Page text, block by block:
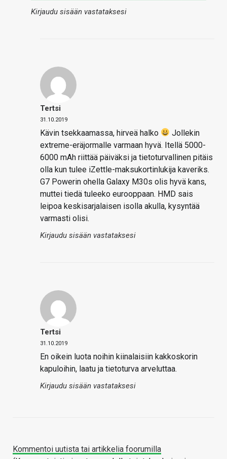
Kirjaudu sisään vastataksesi
Tertsi
31.10.2019
Kävin tsekkaamassa, hirveä halko
Jollekin
extreme-eräjormalle varmaan hyvä. Itellä 5000-
6000 mAh riittää päiväksi ja tietoturvallinen pitäis
olla kun tulee iZettle-maksukortinlukija kaveriks.
G7 Powerin ohella Galaxy M30s olis hyvä kans,
muttei tiedä tuleeko eurooppaan. HMD sais
leipoa keskisarjalaisen isolla akulla, kysyntää
varmasti olisi.
Kirjaudu sisään vastataksesi
Tertsi
31.10.2019
En oikein luota noihin kiinalaisiin kakkoskorin
kapuloihin, laatu ja tietoturva arveluttaa.
Kirjaudu sisään vastataksesi
Kommentoi uutista tai artikkelia foorumilla